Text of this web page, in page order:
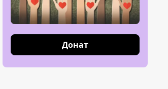
Донат